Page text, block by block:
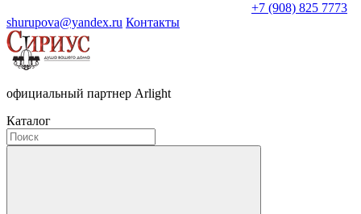
+7 (908) 825 7773
shurupova@yandex.ru Контакты
официальный партнер Arlight
Каталог